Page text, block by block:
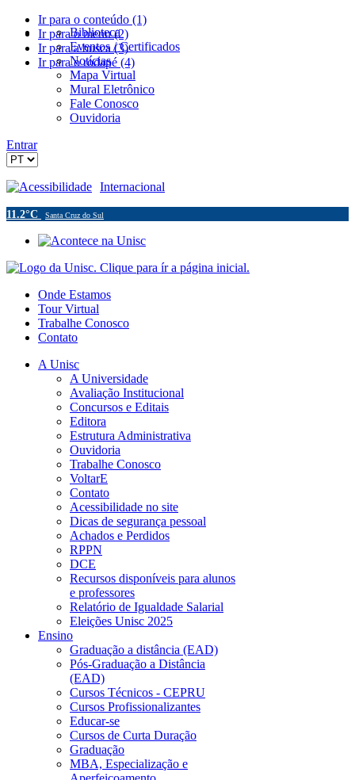
Ir para o conteúdo (1)
Ir para o menu (2)
Ir para a busca (3)
Ir para o rodapé (4)
Biblioteca
Eventos / Certificados
Notícias
Mapa Virtual
Mural Eletrônico
Fale Conosco
Ouvidoria
Entrar
Acessibilidade Internacional
11.2°C Santa Cruz do Sul
Onde Estamos
Tour Virtual
Trabalhe Conosco
Contato
A Unisc
A Universidade
Avaliação Institucional
Concursos e Editais
Editora
Estrutura Administrativa
Ouvidoria
Trabalhe Conosco
VoltarE
Contato
Acessibilidade no site
Dicas de segurança pessoal
Achados e Perdidos
RPPN
DCE
Recursos disponíveis para alunos
e professores
Relatório de Igualdade Salarial
Eleições Unisc 2025
Ensino
Graduação a distância (EAD)
Pós-Graduação a Distância
(EAD)
Cursos Técnicos - CEPRU
Cursos Profissionalizantes
Educar-se
Cursos de Curta Duração
Graduação
MBA, Especialização e